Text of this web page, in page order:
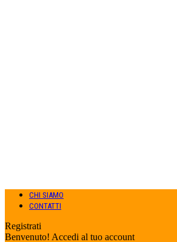
CHI SIAMO
CONTATTI
Registrati
Benvenuto! Accedi al tuo account